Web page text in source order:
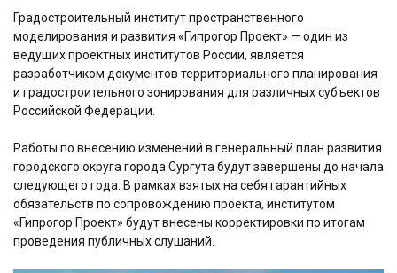
Градостроительный институт пространственного
моделирования и развития «Гипрогор Проект» — один из
ведущих проектных институтов России, является
разработчиком документов территориального планирования
и градостроительного зонирования для различных субъектов
Российской Федерации.
Работы по внесению изменений в генеральный план развития
городского округа города Сургута будут завершены до начала
следующего года. В рамках взятых на себя гарантийных
обязательств по сопровождению проекта, институтом
«Гипрогор Проект» будут внесены корректировки по итогам
проведения публичных слушаний.